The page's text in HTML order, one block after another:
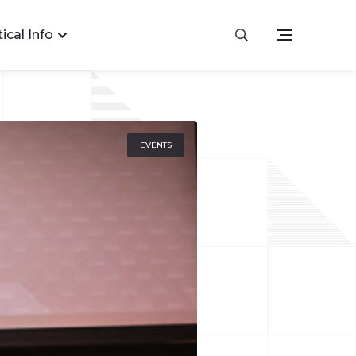
Info
EVENTS